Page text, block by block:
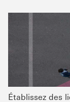
Établissez des